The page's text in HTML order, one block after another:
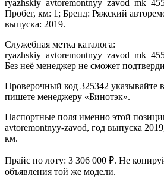
Пробег, км: 1; Бренд: Ряжский
выпуска: 2019.
Служебная метка каталога:
Без неё менеджер не сможет
Проверочный код 325342 указывайте
пишете менеджеру «Бинотэк».
Паспортные поля именно этой
avtoremontnyy-zavod, год выпуска
км.
Прайс по лоту: 3 306 000 ₽. Не
объявления той же модели.